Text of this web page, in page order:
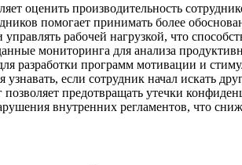
оценить производительность
помогает принимать более
управлять рабочей нагрузкой, что
мониторинга для анализа
разработки программ мотивации и
если сотрудник начал искать
предотвращать утечки
внутренних регламентов, что